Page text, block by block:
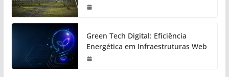
Green Tech Digital: Eficiência
Energética em Infraestruturas Web